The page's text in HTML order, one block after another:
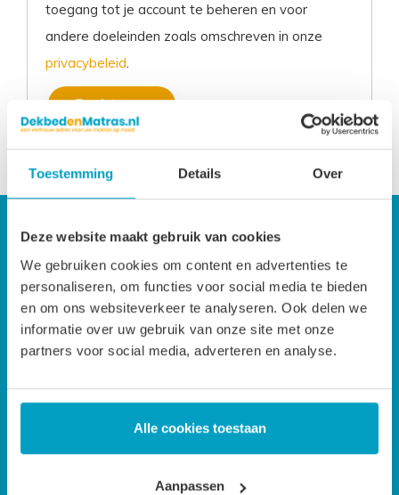
Toestemming Details Over
Deze website maakt gebruik van cookies
We gebruiken cookies om content en advertenties te
personaliseren, om functies voor social media te bieden
en om ons websiteverkeer te analyseren. Ook delen we
informatie over uw gebruik van onze site met onze
partners voor social media, adverteren en analyse.
Alle cookies toestaan
Aanpassen
toegang tot je account te beheren en voor
andere doeleinden zoals omschreven in onze
privacybeleid.
Registreren
Wij helpen u graag wanneer u vragen heeft over een
dekbed of matras! En we geven u advies wanneer u twijfelt
over het matras of dekbed naar uw keuze. U kunt ons van
maandag tot en met vrijdag tussen 9.00 en 17.30 uur
bereiken via onderstaande telefoonnummer.
0318 - 250 055
info@dekbedenmatras.nl